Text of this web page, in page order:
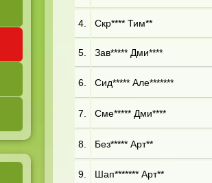
4. Скр**** Тим**
5. Зав***** Дми****
6. Сид***** Але*******
7. Сме***** Дми****
8. Без***** Арт**
9. Шап******* Арт**